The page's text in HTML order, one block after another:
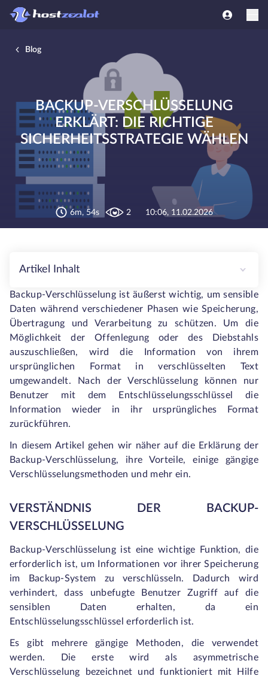
Blog
BACKUP-VERSCHLÜSSELUNG
ERKLÄRT: DIE RICHTIGE
SICHERHEITSSTRATEGIE WÄHLEN
6m, 54s 2 10:06, 11.02.2026
Artikel Inhalt
Backup-Verschlüsselung ist äußerst wichtig, um sensible
Daten während verschiedener Phasen wie Speicherung,
Übertragung und Verarbeitung zu schützen. Um die
Möglichkeit der Offenlegung oder des Diebstahls
auszuschließen, wird die Information von ihrem
ursprünglichen Format in verschlüsselten Text
umgewandelt. Nach der Verschlüsselung können nur
Benutzer mit dem Entschlüsselungsschlüssel die
Information wieder in ihr ursprüngliches Format
zurückführen.
In diesem Artikel gehen wir näher auf die Erklärung der
Backup-Verschlüsselung, ihre Vorteile, einige gängige
Verschlüsselungsmethoden und mehr ein.
VERSTÄNDNIS DER BACKUP-
VERSCHLÜSSELUNG
Backup-Verschlüsselung ist eine wichtige Funktion, die
erforderlich ist, um Informationen vor ihrer Speicherung
im Backup-System zu verschlüsseln. Dadurch wird
verhindert, dass unbefugte Benutzer Zugriff auf die
sensiblen Daten erhalten, da ein
Entschlüsselungsschlüssel erforderlich ist.
Es gibt mehrere gängige Methoden, die verwendet
werden. Die erste wird als asymmetrische
Verschlüsselung bezeichnet und funktioniert mit Hilfe